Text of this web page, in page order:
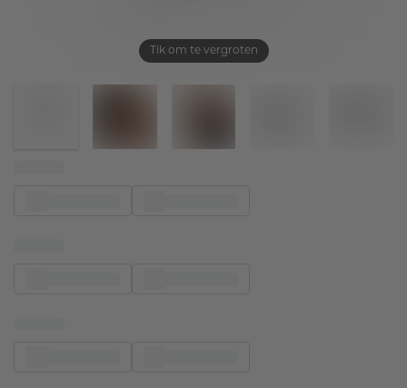
Tik om te vergroten